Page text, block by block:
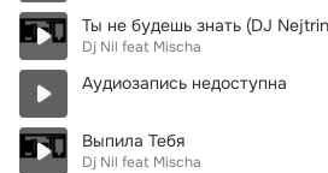
Dj Nil feat Mischa
Аудиозапись недоступна
Выпила Тебя
Dj Nil feat Mischa